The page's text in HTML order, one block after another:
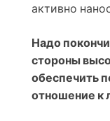
активно
Надо
стороны
обеспечить
отношение к